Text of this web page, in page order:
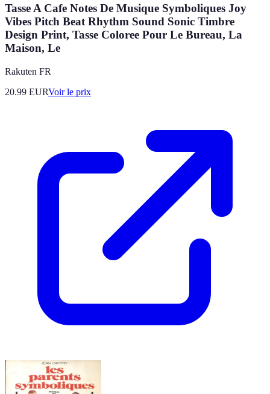
Tasse A Cafe Notes De Musique Symboliques Joy
Vibes Pitch Beat Rhythm Sound Sonic Timbre
Design Print, Tasse Coloree Pour Le Bureau, La
Maison, Le
Rakuten FR
20.99 EURVoir le prix